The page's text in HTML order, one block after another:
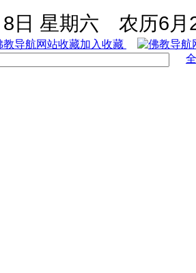
日 星期六 农历6月
加入收藏